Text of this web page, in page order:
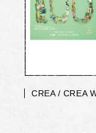
CREA / CREA